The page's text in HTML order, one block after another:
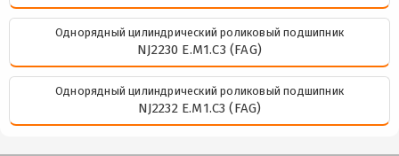
Однорядный цилиндрический роликовый подшипник
NJ2230 E.M1.C3 (FAG)
Однорядный цилиндрический роликовый подшипник
NJ2232 E.M1.C3 (FAG)